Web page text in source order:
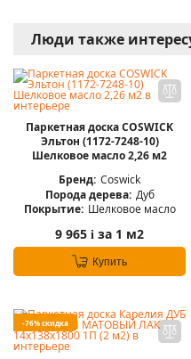
Люди также
Паркетная доска COSWICK
Эльтон (1172-7248-10)
Шелковое масло 2,26 м2
Бренд: Coswick
Порода дерева: Дуб
Покрытие: Шелковое масло
9 965 i за 1 м2
Купить
-76% скидка